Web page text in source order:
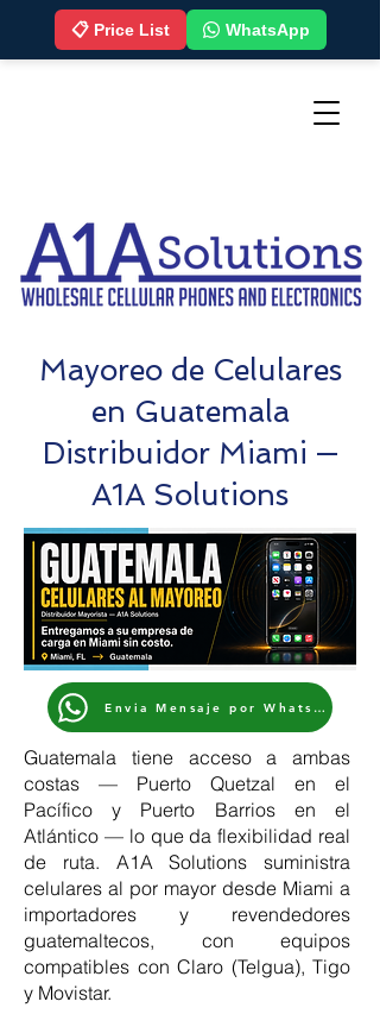
📋 Price List WhatsApp
Mayoreo de Celulares
en Guatemala
Distribuidor Miami —
A1A Solutions
Envia Mensaje por WhatsApp
Guatemala tiene acceso a ambas
costas — Puerto Quetzal en el
Pacífico y Puerto Barrios en el
Atlántico — lo que da flexibilidad real
de ruta. A1A Solutions suministra
celulares al por mayor desde Miami a
importadores y revendedores
guatemaltecos, con equipos
compatibles con Claro (Telgua), Tigo
y Movistar.